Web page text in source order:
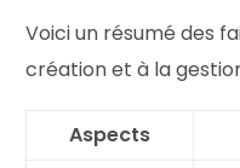
Voici un résumé des
création et à la
Aspects